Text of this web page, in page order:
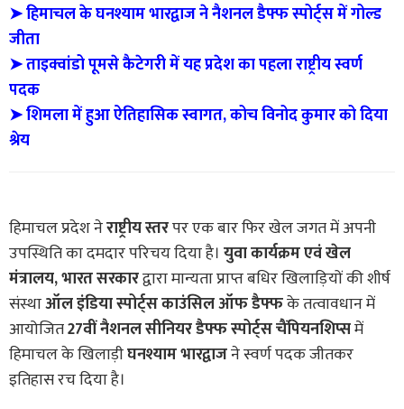
➤ हिमाचल के घनश्याम भारद्वाज ने नैशनल डैफ्फ स्पोर्ट्स में गोल्ड
जीता
➤ ताइक्वांडो पूमसे कैटेगरी में यह प्रदेश का पहला राष्ट्रीय स्वर्ण
पदक
➤ शिमला में हुआ ऐतिहासिक स्वागत, कोच विनोद कुमार को दिया
श्रेय
हिमाचल प्रदेश नेराष्ट्रीय स्तरपर एक बार फिर खेल जगत में अपनी
उपस्थिति का दमदार परिचय दिया है। युवा कार्यक्रम एवं खेल
मंत्रालय, भारत सरकारद्वारा मान्यता प्राप्त बधिर खिलाड़ियों की शीर्ष
संस्थाऑल इंडिया स्पोर्ट्स काउंसिल ऑफ डैफ्फके तत्वावधान में
आयोजित27वीं नैशनल सीनियर डैफ्फ स्पोर्ट्स चैंपियनशिप्समें
हिमाचल के खिलाड़ीघनश्याम भारद्वाजने स्वर्ण पदक जीतकर
इतिहास रच दिया है।